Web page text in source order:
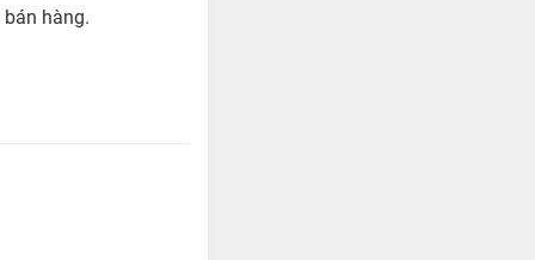
hàng.